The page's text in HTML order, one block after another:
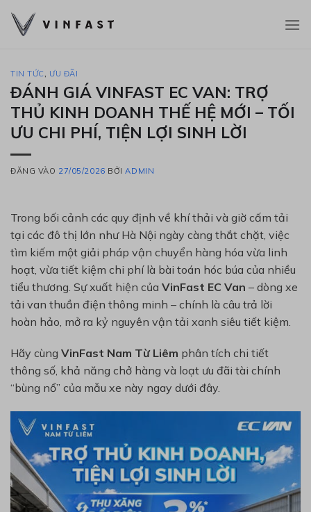
qua
TIN TỨC, ƯU ĐÃI
ĐÁNH GIÁ VINFAST EC VAN: TRỢ
THỦ KINH DOANH THẾ HỆ MỚI – TỐI
ƯU CHI PHÍ, TIỆN LỢI SINH LỜI
ĐĂNG VÀO 27/05/2026 BỞIADMIN
Trong bối cảnh các quy định về khí thải và giờ cấm tải
tại các đô thị lớn như Hà Nội ngày càng thắt chặt, việc
tìm kiếm một giải pháp vận chuyển hàng hóa vừa linh
hoạt, vừa tiết kiệm chi phí là bài toán hóc búa của nhiều
tiểu thương. Sự xuất hiện của VinFast EC Van – dòng xe
tải van thuần điện thông minh – chính là câu trả lời
hoàn hảo, mở ra kỷ nguyên vận tải xanh siêu tiết kiệm.
Hãy cùng VinFast Nam Từ Liêm phân tích chi tiết
thông số, khả năng chở hàng và loạt ưu đãi tài chính
“bùng nổ” của mẫu xe này ngay dưới đây.